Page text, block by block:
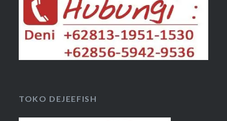
TOKO DEJEEFISH